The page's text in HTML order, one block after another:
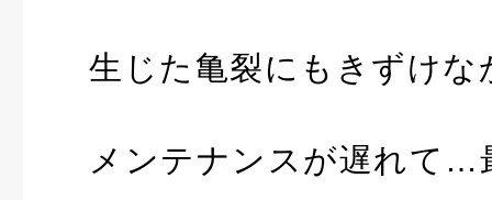
生じた亀裂にもきずけ
メンテナンスが遅れて